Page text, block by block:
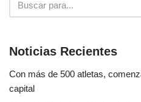
Noticias Recientes
Con más de 500 atletas,
capital